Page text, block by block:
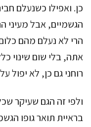
כן. ואפילו כשנעלם
הגשמיים, אבל מעיני
הרי לא נעלם מהם
אתה, בלי שום שינוי
רוחני גם כן, לא יפול
ולפי זה הגם שעיקר
בראיית תואר גופו